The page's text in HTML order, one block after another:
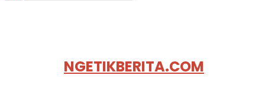
NGETIKBERITA.COM